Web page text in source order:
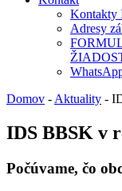
Kontakty
Adresy
Domov - Aktuality -
IDS BBSK v
Počúvame, čo